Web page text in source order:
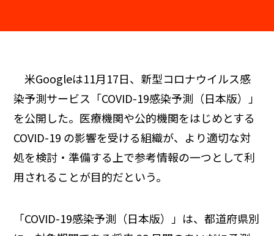
米Googleは11月17日、新型コロナウイルス感
染予測サービス「COVID-19感染予測（日本版）」
を公開した。医療機関や公的機関をはじめとする
COVID-19 の影響を受ける組織が、より適切な対
処を検討・準備する上で参考情報の一つとして利
用されることが目的だという。
「COVID-19感染予測（日本版）」は、都道府県別